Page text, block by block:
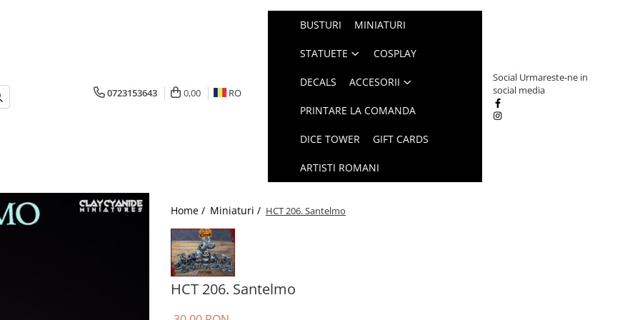
0723153643 0,00 RO
BUSTURI MINIATURI
STATUETE COSPLAY
DECALS ACCESORII
PRINTARE LA COMANDA
DICE TOWER GIFT CARDS
ARTISTI ROMANI
Social Urmareste-ne in
social media
Home / Miniaturi / HCT 206. Santelmo
HCT 206. Santelmo